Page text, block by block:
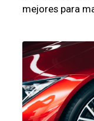
mejores para